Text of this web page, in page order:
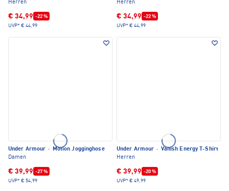
Herren
€ 34,99 -22 %
UVP* € 44,99
Herren
€ 34,99 -22 %
UVP* € 44,99
Under Armour ·
Motion Jogginghose
Damen
€ 39,99 -27 %
UVP* € 54,99
Under Armour · Vanish Energy T-Shirt
Herren
€ 39,99 -20 %
UVP* € 49,99